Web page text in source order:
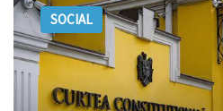
Constituțională
blochează
„generozitatea
penală”
pentru
condamnații
SOCIAL